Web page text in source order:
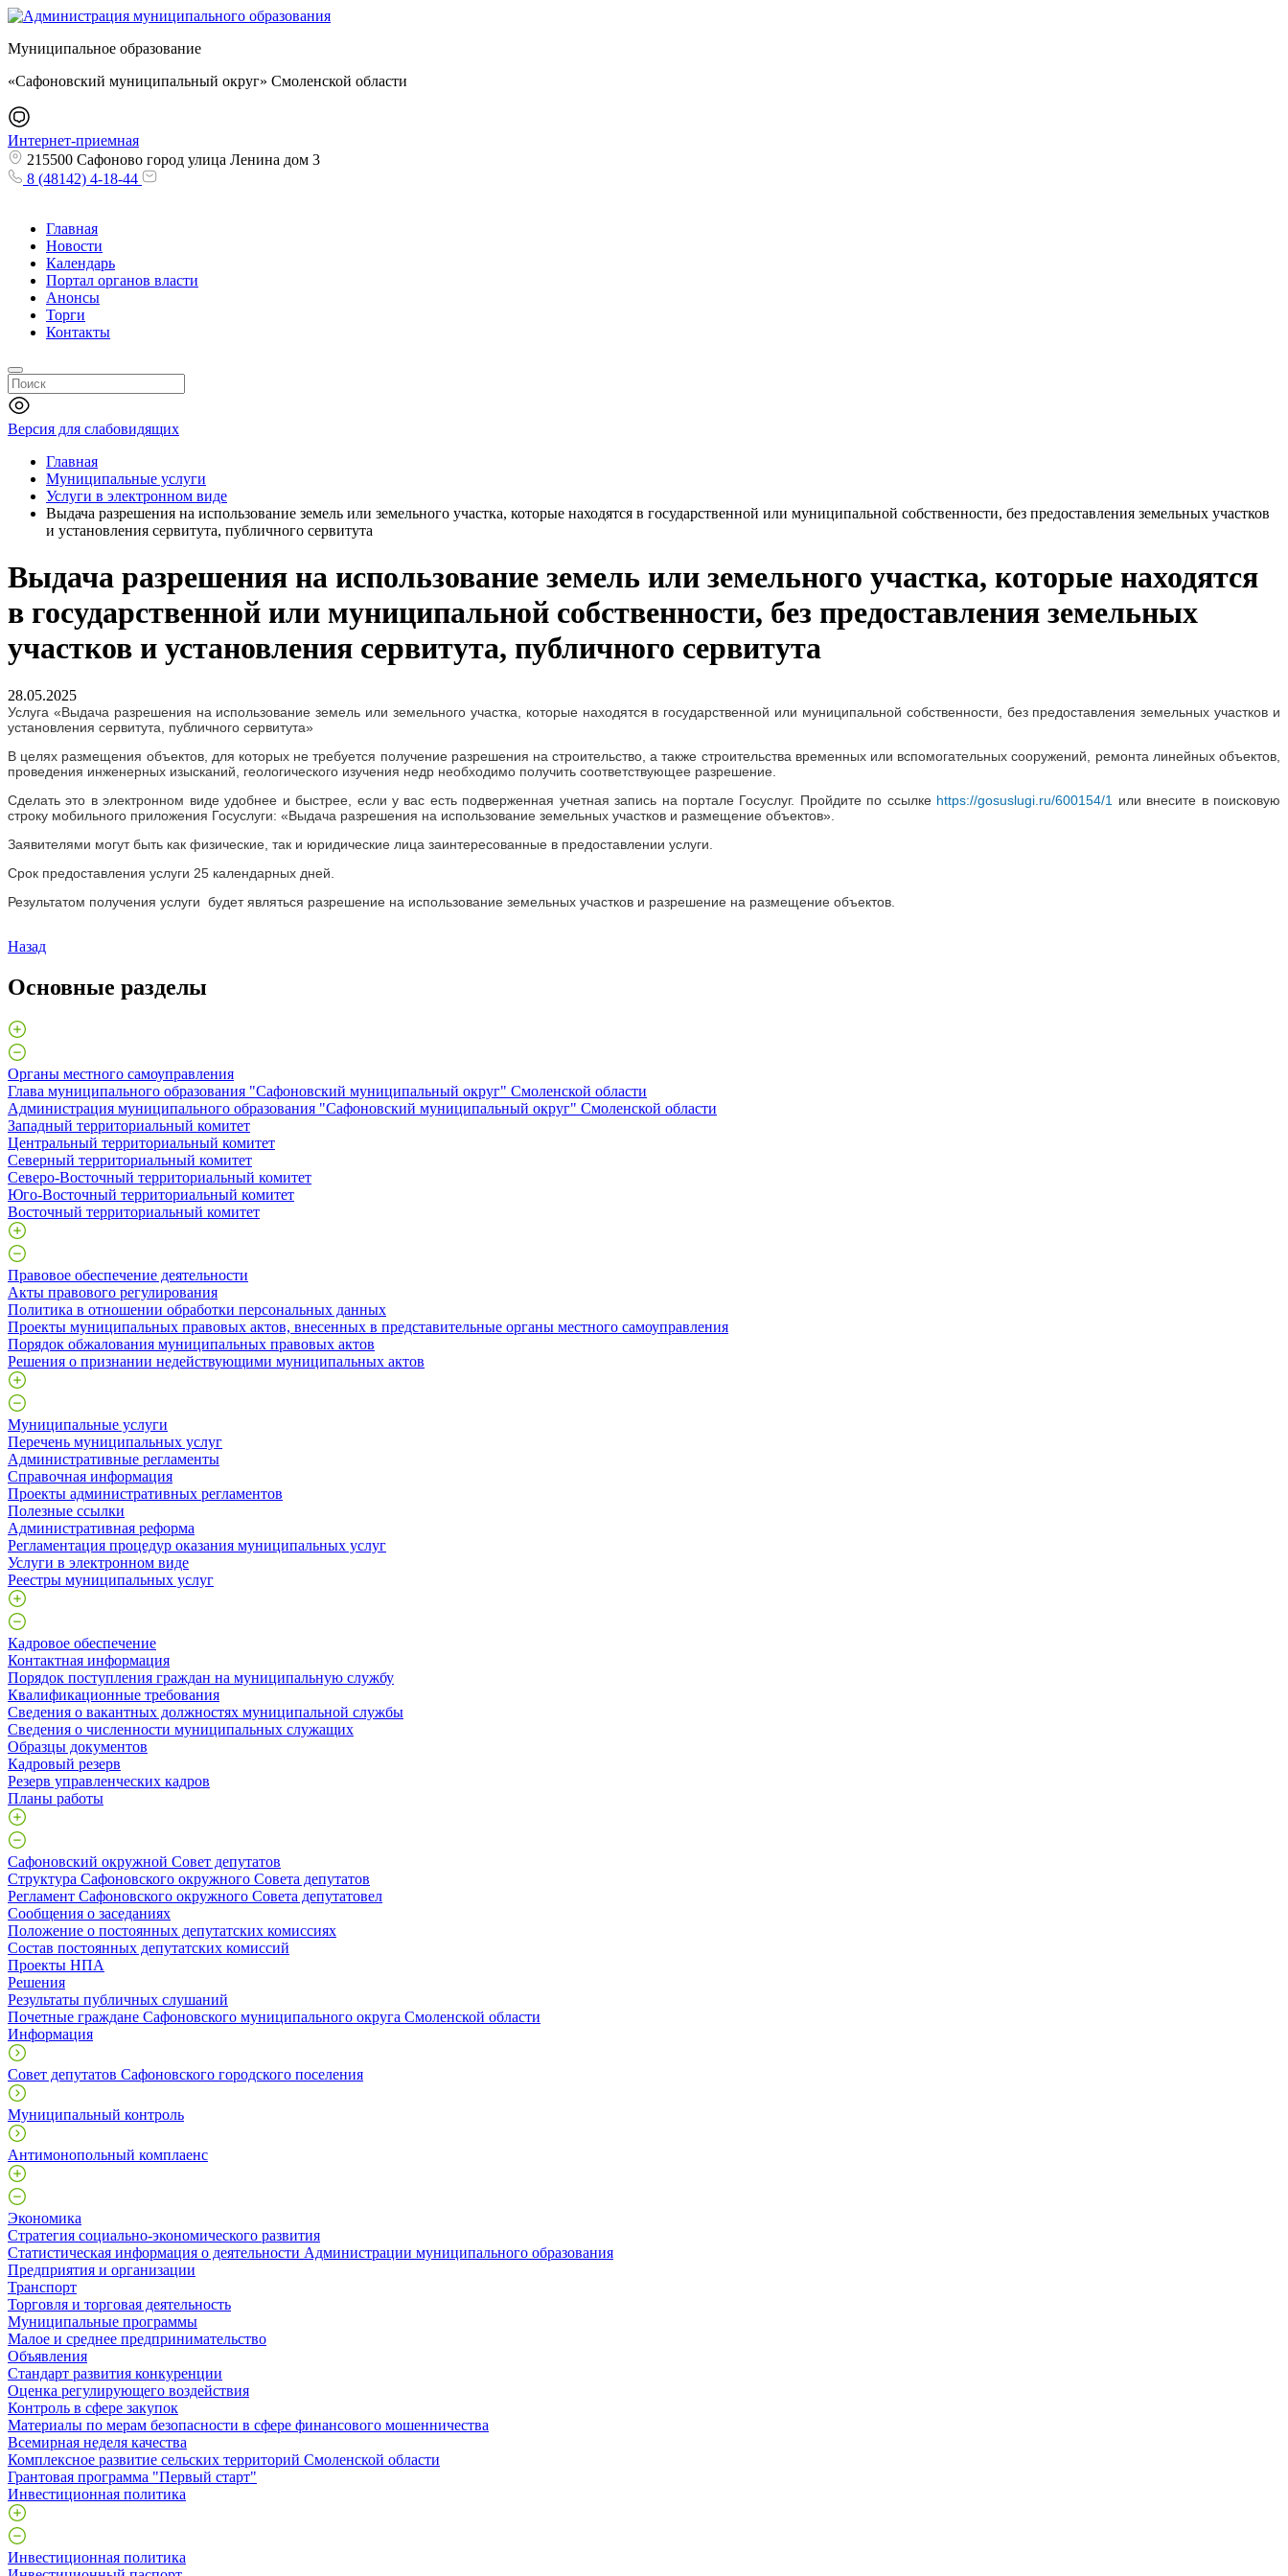
Муниципальное образование
«Сафоновский муниципальный округ» Смоленской области
Интернет-приемная
215500 Сафоново город улица Ленина дом 3
8 (48142) 4-18-44
Главная
Новости
Календарь
Портал органов власти
Анонсы
Торги
Контакты
Версия для слабовидящих
Главная
Муниципальные услуги
Услуги в электронном виде
Выдача разрешения на использование земель или земельного участка, которые находятся в государственной или муниципальной собственности, без предоставления земельных участков
и установления сервитута, публичного сервитута
Выдача разрешения на использование земель или земельного участка, которые находятся
в государственной или муниципальной собственности, без предоставления земельных
участков и установления сервитута, публичного сервитута
28.05.2025
Услуга «Выдача разрешения на использование земель или земельного участка, которые находятся в государственной или муниципальной собственности, без предоставления земельных участков и
установления сервитута, публичного сервитута»
В целях размещения объектов, для которых не требуется получение разрешения на строительство, а также строительства временных или вспомогательных сооружений, ремонта линейных объектов,
проведения инженерных изысканий, геологического изучения недр необходимо получить соответствующее разрешение.
Сделать это в электронном виде удобнее и быстрее, если у вас есть подверженная учетная запись на портале Госуслуг. Пройдите по ссылке https://gosuslugi.ru/600154/1
или внесите в поисковую
строку мобильного приложения Госуслуги: «Выдача разрешения на использование земельных участков и размещение объектов».
Заявителями могут быть как физические, так и юридические лица заинтересованные в предоставлении услуги.
Срок предоставления услуги 25 календарных дней.
Результатом получения услуги будет являться разрешение на использование земельных участков и разрешение на размещение объектов.
Назад
Основные разделы
Органы местного самоуправления
Глава муниципального образования "Сафоновский муниципальный округ" Смоленской области
Администрация муниципального образования "Сафоновский муниципальный округ" Смоленской области
Западный территориальный комитет
Центральный территориальный комитет
Северный территориальный комитет
Северо-Восточный территориальный комитет
Юго-Восточный территориальный комитет
Восточный территориальный комитет
Правовое обеспечение деятельности
Акты правового регулирования
Политика в отношении обработки персональных данных
Проекты муниципальных правовых актов, внесенных в представительные органы местного самоуправления
Порядок обжалования муниципальных правовых актов
Решения о признании недействующими муниципальных актов
Муниципальные услуги
Перечень муниципальных услуг
Административные регламенты
Справочная информация
Проекты административных регламентов
Полезные ссылки
Административная реформа
Регламентация процедур оказания муниципальных услуг
Услуги в электронном виде
Реестры муниципальных услуг
Кадровое обеспечение
Контактная информация
Порядок поступления граждан на муниципальную службу
Квалификационные требования
Сведения о вакантных должностях муниципальной службы
Сведения о численности муниципальных служащих
Образцы документов
Кадровый резерв
Резерв управленческих кадров
Планы работы
Сафоновский окружной Совет депутатов
Структура Сафоновского окружного Совета депутатов
Регламент Сафоновского окружного Совета депутатовел
Сообщения о заседаниях
Положение о постоянных депутатских комиссиях
Состав постоянных депутатских комиссий
Проекты НПА
Решения
Результаты публичных слушаний
Почетные граждане Сафоновского муниципального округа Смоленской области
Информация
Совет депутатов Сафоновского городского поселения
Муниципальный контроль
Антимонопольный комплаенс
Экономика
Стратегия социально-экономического развития
Статистическая информация о деятельности Администрации муниципального образования
Предприятия и организации
Транспорт
Торговля и торговая деятельность
Муниципальные программы
Малое и среднее предпринимательство
Объявления
Стандарт развития конкуренции
Оценка регулирующего воздействия
Контроль в сфере закупок
Материалы по мерам безопасности в сфере финансового мошенничества
Всемирная неделя качества
Комплексное развитие сельских территорий Смоленской области
Грантовая программа "Первый старт"
Инвестиционная политика
Инвестиционная политика